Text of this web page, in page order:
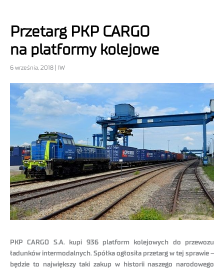
Przetarg PKP CARGO
na platformy kolejowe
6 września, 2018 | IW
PKP CARGO S.A. kupi 936 platform kolejowych do przewozu
ładunków intermodalnych. Spółka ogłosiła przetarg w tej sprawie –
będzie to największy taki zakup w historii naszego narodowego